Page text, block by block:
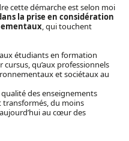
cette démarche est selon moi
la prise en considération
, qui touchent
étudiants en formation
qu’aux professionnels
et sociétaux au
des enseignements
transformés, du moins
au cœur des